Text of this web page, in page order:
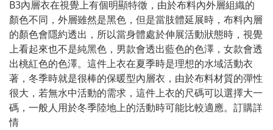
B3內層衣在視覺上有個明顯特徵，由於布料內外層組織的
顏色不同，外層雖然是黑色，但是當肢體延展時，布料內層
的顏色會隱約透出，所以當身體處於伸展活動狀態時，視覺
上看起來也不是純黑色，男款會透出藍色的色澤，女款會透
出桃紅色的色澤。這件上衣在夏季時是理想的水域活動衣
著，冬季時就是很棒的保暖型內層衣，由於布料材質的彈性
很大，若無水中活動的需求，這件上衣的尺碼可以選擇大一
碼，一般人用於冬季陸地上的活動時可能比較適應。 訂購詳
情